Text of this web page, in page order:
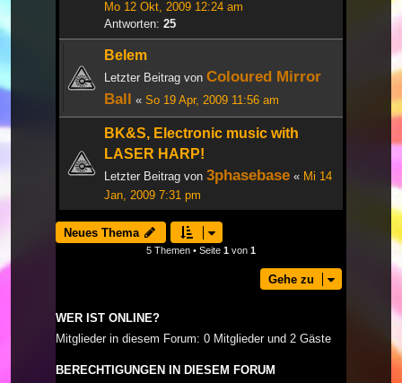
Mo 12 Okt, 2009 12:24 am
Antworten: 25
Belem
Letzter Beitrag von Coloured Mirror
Ball « So 19 Apr, 2009 11:56 am
BK&S, Electronic music with
LASER HARP!
Letzter Beitrag von 3phasebase « Mi 14
Jan, 2009 7:31 pm
Neues Thema
5 Themen • Seite 1 von 1
Gehe zu
WER IST ONLINE?
Mitglieder in diesem Forum: 0 Mitglieder und 2 Gäste
BERECHTIGUNGEN IN DIESEM FORUM